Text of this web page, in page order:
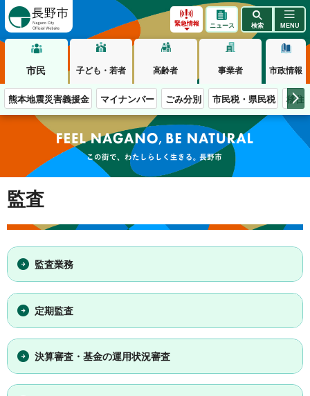
緊急情報 ニュース 検索 MENU
市民 子ども・若者 高齢者 事業者 市政情報
熊本地震災害義援金 マイナンバー ごみ分別 市民税・県民税 移住
この街で、わたしらしく生きる。長野市
監査
監査業務
定期監査
決算審査・基金の運用状況審査